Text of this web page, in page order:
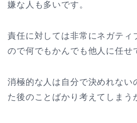
嫌な人も多いです。
責任に対しては非常にネガティ
ので何でもかんでも他人に任せ
消極的な人は自分で決めれない
た後のことばかり考えてしまう